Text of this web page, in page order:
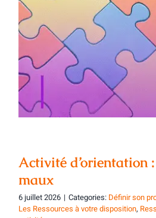
Activité d’orientation :
Activité d’orientation
maux
6 juillet 2026 | Categories: Définir son
Les Ressources à votre disposition,